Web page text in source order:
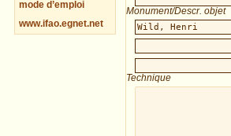
mode d’emploi
www.ifao.egnet.net
Monument/Descr. objet
Technique